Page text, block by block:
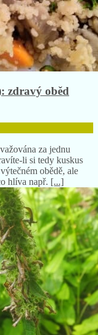
zdravý oběd
za jednu
li si tedy kuskus
obědě, ale
hlíva např.[...]